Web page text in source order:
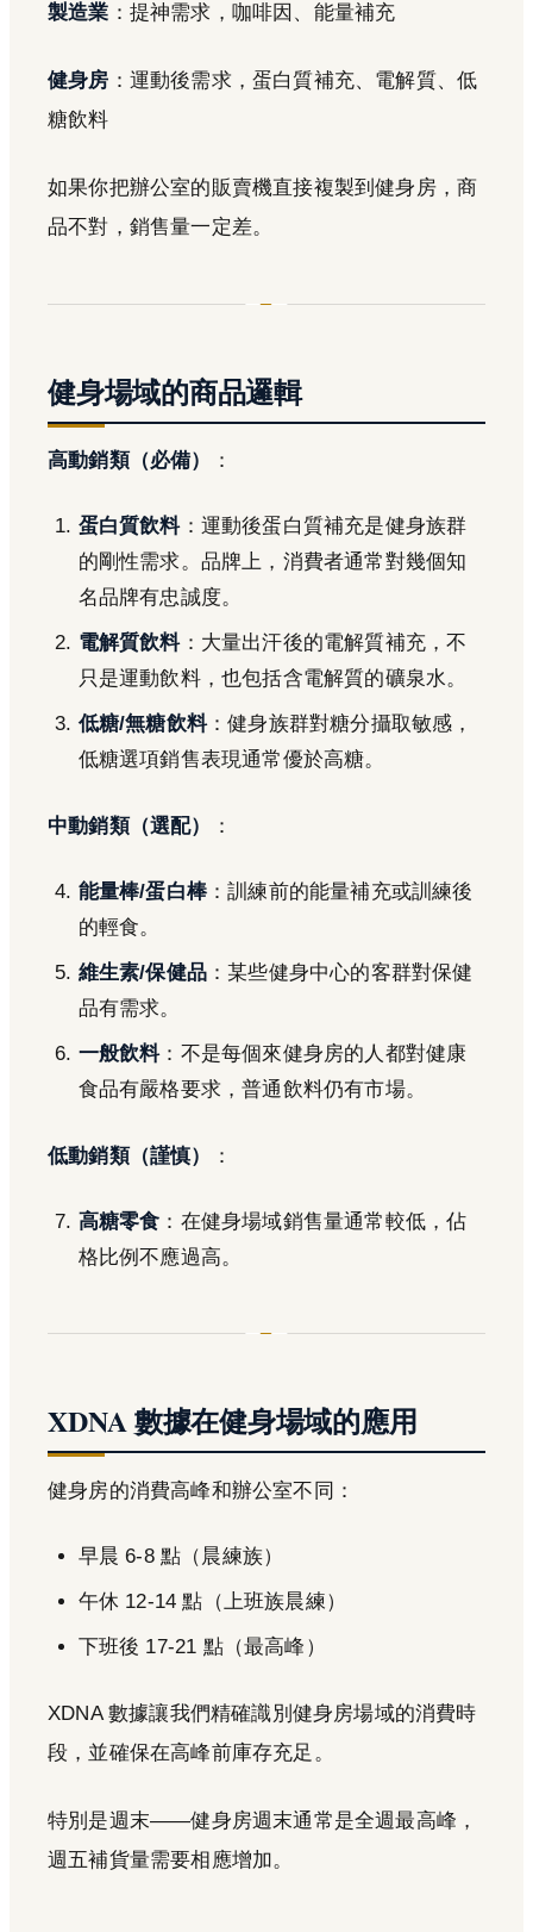
製造業 ：提神需求，咖啡因、能量補充
健身房 ：運動後需求，蛋白質補充、電解質、低
糖飲料
如果你把辦公室的販賣機直接複製到健身房，商
品不對，銷售量一定差。
健身場域的商品邏輯
高動銷類（必備） ：
蛋白質飲料：運動後蛋白質補充是健身族群
的剛性需求。品牌上，消費者通常對幾個知
名品牌有忠誠度。
電解質飲料：大量出汗後的電解質補充，不
只是運動飲料，也包括含電解質的礦泉水。
低糖/無糖飲料：健身族群對糖分攝取敏感，
低糖選項銷售表現通常優於高糖。
中動銷類（選配） ：
能量棒/蛋白棒 ：訓練前的能量補充或訓練後
的輕食。
維生素/保健品 ：某些健身中心的客群對保健
品有需求。
一般飲料：不是每個來健身房的人都對健康
食品有嚴格要求，普通飲料仍有市場。
低動銷類（謹慎） ：
高糖零食 ：在健身場域銷售量通常較低，佔
格比例不應過高。
XDNA 數據在健身場域的應用
健身房的消費高峰和辦公室不同：
早晨 6-8 點（晨練族）
午休 12-14 點（上班族晨練）
下班後 17-21 點（最高峰）
XDNA 數據讓我們精確識別健身房場域的消費時
段，並確保在高峰前庫存充足。
特別是週末——健身房週末通常是全週最高峰，
週五補貨量需要相應增加。